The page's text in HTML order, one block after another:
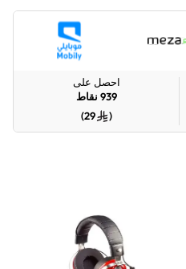
احصل على
939 نقاط
(
29
)